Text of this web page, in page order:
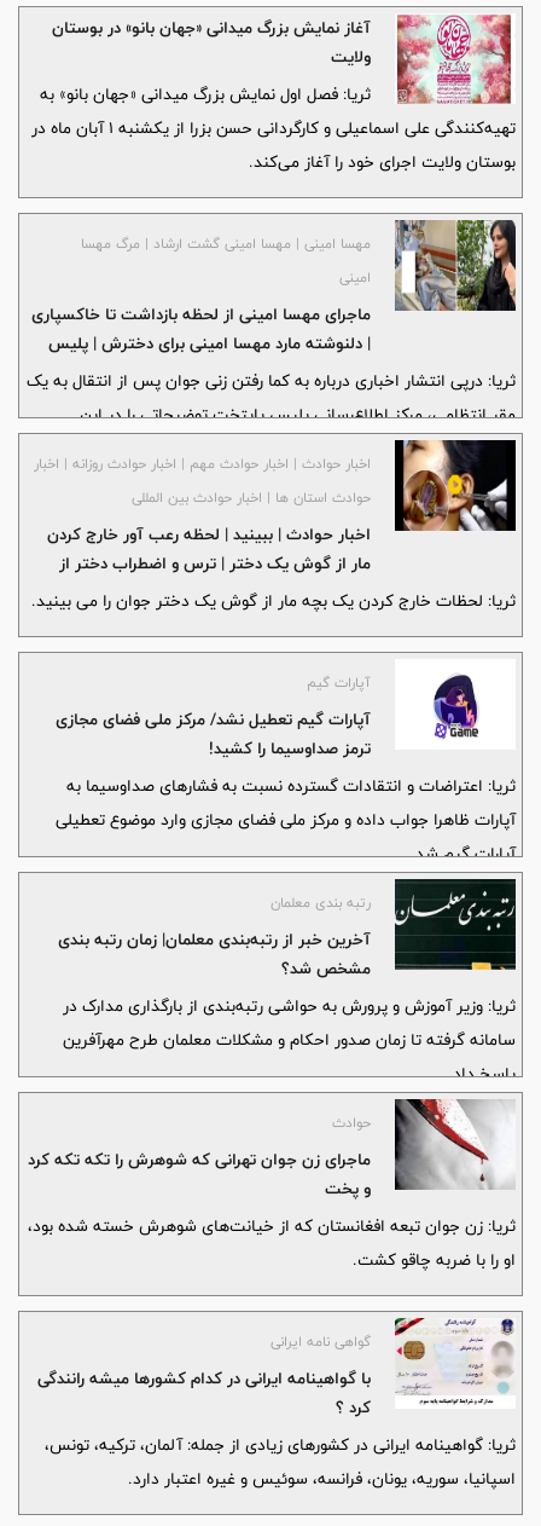
آغاز نمایش بزرگ میدانی «جهان بانو» در بوستان
ولایت
ثریا: فصل اول نمایش بزرگ میدانی «جهان بانو» به
تهیه‌کنندگی علی اسماعیلی و کارگردانی حسن بزرا از یکشنبه ۱ آبان ماه در
بوستان ولایت اجرای خود را آغاز می‌کند.
مهسا امینی | مهسا امینی گشت ارشاد | مرگ مهسا
امینی
ماجرای مهسا امینی از لحظه بازداشت تا خاکسپاری
| دلنوشته مارد مهسا امینی برای دخترش | پلیس
چه گفت؟
ثریا: درپی انتشار اخباری درباره به کما رفتن زنی جوان پس از انتقال به یک
مقر انتظامی، مرکز اطلاع‌رسانی پلیس پایتخت توضیحاتی را در این
خصوص ارائه کرد.
اخبار حوادث | اخبار حوادث مهم | اخبار حوادث روزانه | اخبار
حوادث استان ها | اخبار حوادث بین المللی
اخبار حوادث | ببینید | لحظه رعب آور خارج کردن
مار از گوش یک دختر | ترس و اضطراب دختر از
گزیده شدن
ثریا: لحظات خارج کردن یک بچه مار از گوش یک دختر جوان را می بینید.
آپارات گیم
آپارات گیم تعطیل نشد/ مرکز ملی فضای مجازی
ترمز صداوسیما را کشید!
ثریا: اعتراضات و انتقادات گسترده نسبت به فشارهای صداوسیما به
آپارات ظاهرا جواب داده و مرکز ملی فضای مجازی وارد موضوع تعطیلی
آپارات گیم شد.
رتبه بندی معلمان
آخرین خبر از رتبه‌بندی معلمان| زمان رتبه بندی
مشخص شد؟
ثریا: وزیر آموزش و پرورش به حواشی رتبه‌بندی از بارگذاری مدارک در
سامانه گرفته تا زمان صدور احکام و مشکلات معلمان طرح مهرآفرین
پاسخ داد.
حوادث
ماجرای زن جوان تهرانی که شوهرش را تکه تکه کرد
و پخت
ثریا: زن جوان تبعه افغانستان که از خیانت‌های شوهرش خسته شده بود،
او را با ضربه چاقو کشت.
گواهی نامه ایرانی
با گواهینامه ایرانی در کدام کشورها میشه رانندگی
کرد ؟
ثریا: گواهینامه ایرانی در کشورهای زیادی از جمله: آلمان، ترکیه، تونس،
اسپانیا، سوریه، یونان، فرانسه، سوئیس و غیره اعتبار دارد.